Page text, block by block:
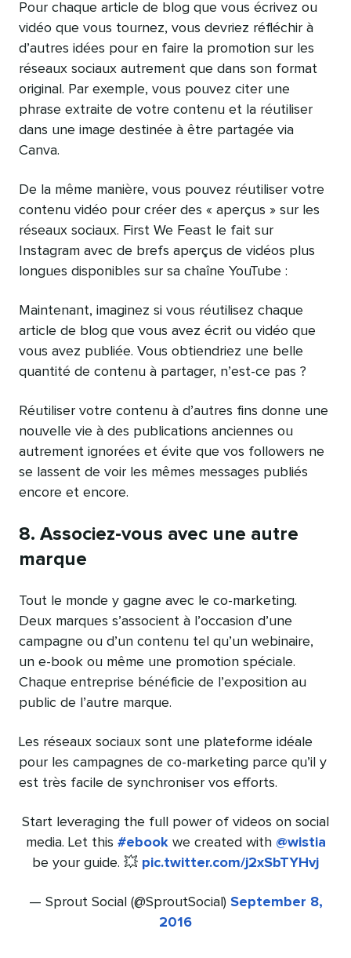
Pour chaque article de blog que vous écrivez ou
vidéo que vous tournez, vous devriez réfléchir à
d’autres idées pour en faire la promotion sur les
réseaux sociaux autrement que dans son format
original. Par exemple, vous pouvez citer une
phrase extraite de votre contenu et la réutiliser
dans une image destinée à être partagée via
Canva.
De la même manière, vous pouvez réutiliser votre
contenu vidéo pour créer des « aperçus » sur les
réseaux sociaux. First We Feast le fait sur
Instagram avec de brefs aperçus de vidéos plus
longues disponibles sur sa chaîne YouTube :
Maintenant, imaginez si vous réutilisez chaque
article de blog que vous avez écrit ou vidéo que
vous avez publiée. Vous obtiendriez une belle
quantité de contenu à partager, n’est-ce pas ?
Réutiliser votre contenu à d’autres fins donne une
nouvelle vie à des publications anciennes ou
autrement ignorées et évite que vos followers ne
se lassent de voir les mêmes messages publiés
encore et encore.
8. Associez-vous avec une autre
marque
Tout le monde y gagne avec le co-marketing.
Deux marques s’associent à l’occasion d’une
campagne ou d’un contenu tel qu’un webinaire,
un e-book ou même une promotion spéciale.
Chaque entreprise bénéficie de l’exposition au
public de l’autre marque.
Les réseaux sociaux sont une plateforme idéale
pour les campagnes de co-marketing parce qu’il y
est très facile de synchroniser vos efforts.
Start leveraging the full power of videos on social
media. Let this #ebookwe created with @wistia
be your guide. 💥 pic.twitter.com/j2xSbTYHvj
— Sprout Social (@SproutSocial) September 8,
2016